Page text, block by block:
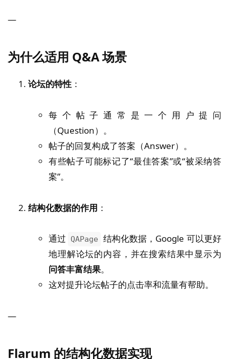
—
为什么适用 Q&A 场景
论坛的特性 ：
每个帖子通常是一个用户提问
（Question）。
帖子的回复构成了答案（Answer）。
有些帖子可能标记了“最佳答案”或“被采纳答
案”。
结构化数据的作用 ：
通过 QAPage
结构化数据，Google 可以更好
地理解论坛的内容，并在搜索结果中显示为
问答丰富结果。
这对提升论坛帖子的点击率和流量有帮助。
—
Flarum 的结构化数据实现